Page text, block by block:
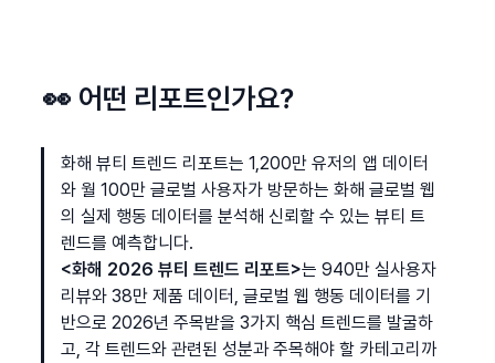
👀 어떤 리포트인가요?
화해 뷰티 트렌드 리포트는 1,200만 유저의 앱 데이터
와 월 100만 글로벌 사용자가 방문하는 화해 글로벌 웹
의 실제 행동 데이터를 분석해 신뢰할 수 있는 뷰티 트
렌드를 예측합니다.
<화해 2026 뷰티 트렌드 리포트>는 940만 실사용자
리뷰와 38만 제품 데이터, 글로벌 웹 행동 데이터를 기
반으로 2026년 주목받을 3가지 핵심 트렌드를 발굴하
고, 각 트렌드와 관련된 성분과 주목해야 할 카테고리까